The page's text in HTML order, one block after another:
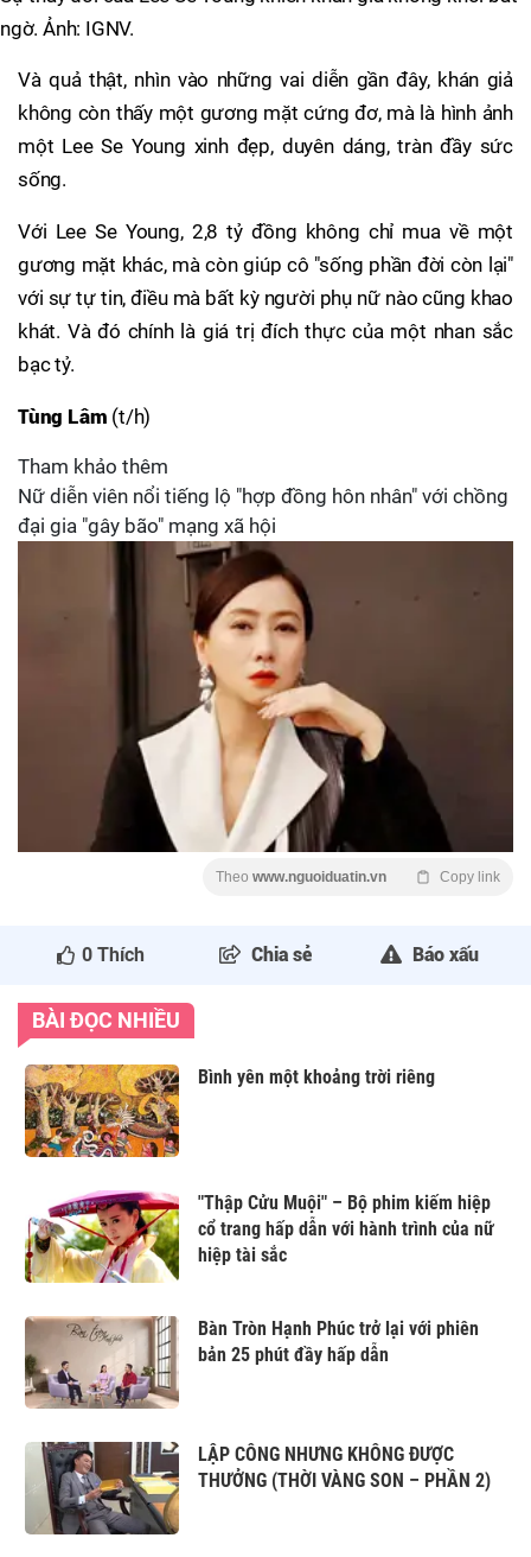
ngờ. Ảnh: IGNV.
Và quả thật, nhìn vào những vai diễn gần đây, khán giả
không còn thấy một gương mặt cứng đơ, mà là hình ảnh
một Lee Se Young xinh đẹp, duyên dáng, tràn đầy sức
sống.
Với Lee Se Young, 2,8 tỷ đồng không chỉ mua về một
gương mặt khác, mà còn giúp cô "sống phần đời còn lại"
với sự tự tin, điều mà bất kỳ người phụ nữ nào cũng khao
khát. Và đó chính là giá trị đích thực của một nhan sắc
bạc tỷ.
Tùng Lâm (t/h)
Tham khảo thêm
Nữ diễn viên nổi tiếng lộ "hợp đồng hôn nhân" với chồng
đại gia "gây bão" mạng xã hội
Theo www.nguoiduatin.vn Copy link
0 Thích Chia sẻ Báo xấu
BÀI ĐỌC NHIỀU
Bình yên một khoảng trời riêng
"Thập Cửu Muội" – Bộ phim kiếm hiệp
cổ trang hấp dẫn với hành trình của nữ
hiệp tài sắc
Bàn Tròn Hạnh Phúc trở lại với phiên
bản 25 phút đầy hấp dẫn
LẬP CÔNG NHƯNG KHÔNG ĐƯỢC
THƯỞNG (THỜI VÀNG SON – PHẦN 2)